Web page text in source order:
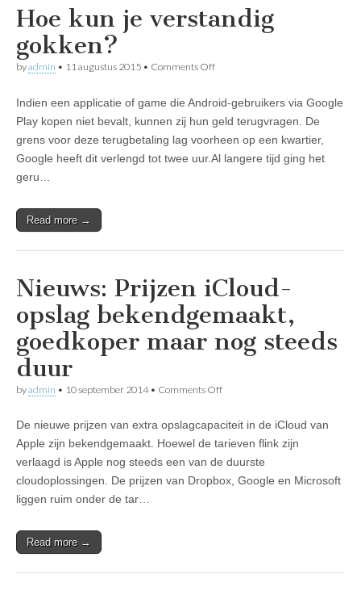
Hoe kun je verstandig
gokken?
byadmin • 11 augustus 2015 • Comments Offon
je
verstandig
gokken?
Indien een applicatie of game die Android-gebruikers via Google
Play kopen niet bevalt, kunnen zij hun geld terugvragen. De
grens voor deze terugbetaling lag voorheen op een kwartier,
Google heeft dit verlengd tot twee uur.Al langere tijd ging het
geru…
Read more →
Nieuws: Prijzen iCloud-
opslag bekendgemaakt,
goedkoper maar nog steeds
duur
byadmin • 10 september 2014• Comments Offon
iCloud-
opslag
bekendgemaakt,
goedkoper
maar
De nieuwe prijzen van extra opslagcapaciteit in de iCloud van
Apple zijn bekendgemaakt. Hoewel de tarieven flink zijn
verlaagd is Apple nog steeds een van de duurste
cloudoplossingen. De prijzen van Dropbox, Google en Microsoft
liggen ruim onder de tar…
Read more →